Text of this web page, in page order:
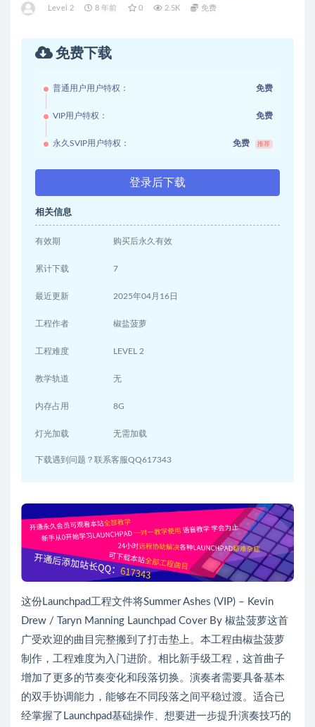
Level 2 8 年前 0 2.5K 免费
免费下载
普通用户用户特权： 免费
VIP用户特权： 免费
永久SVIP用户特权： 免费 推荐
登录后下载
相关信息
有效期 购买后永久有效
累计下载 7
最近更新 2025年04月16日
工程作者 椒盐菠萝
工程难度 LEVEL 2
教学轨道 无
内存占用 8G
灯光加载 无需加载
下载遇到问题？联系客服QQ617343
这份Launchpad工程文件将Summer Ashes (VIP) – Kevin
Drew / Taryn Manning Launchpad Cover By 椒盐菠萝这首
广受欢迎的曲目完整搬到了打击垫上。本工程由椒盐菠萝
制作，工程难度为入门进阶。相比新手级工程，这首曲子
增加了更多的节奏变化和段落切换。演奏者需要具备基本
的双手协调能力，能够在不同段落之间平稳过渡。适合已
经掌握了Launchpad基础操作、想要进一步提升演奏技巧的